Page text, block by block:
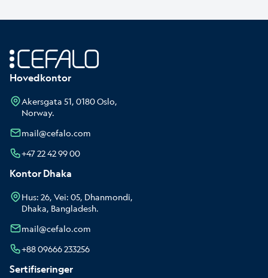
Hovedkontor
Akersgata 51, 0180 Oslo,
Norway.
mail@cefalo.com
+47 22 42 99 00
Kontor Dhaka
Hus: 26, Vei: 05, Dhanmondi,
Dhaka, Bangladesh.
mail@cefalo.com
+88 09666 233256
Sertifiseringer